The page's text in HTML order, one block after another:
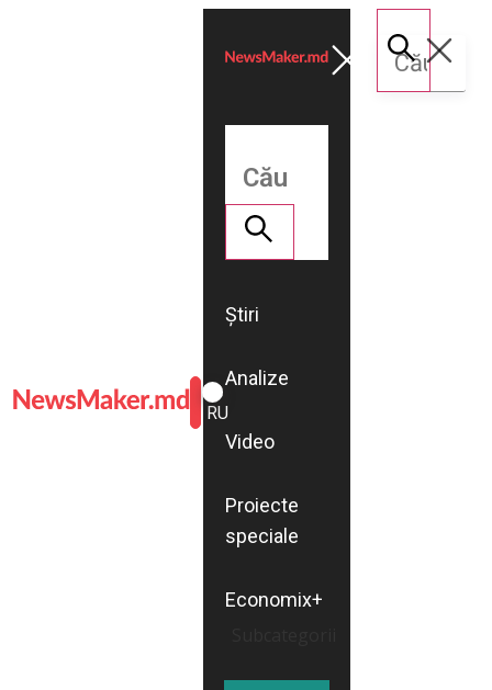
ROMÂNĂ
RU
Știri
Analize
Video
Proiecte
speciale
Economix+